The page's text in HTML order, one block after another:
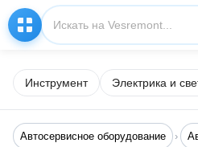
Инструмент Электрика и
Автосервисное оборудование